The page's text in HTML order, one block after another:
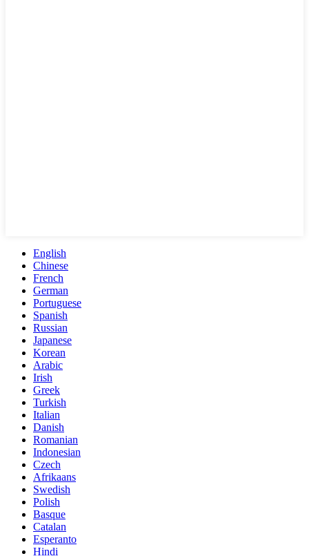
English
Chinese
French
German
Portuguese
Spanish
Russian
Japanese
Korean
Arabic
Irish
Greek
Turkish
Italian
Danish
Romanian
Indonesian
Czech
Afrikaans
Swedish
Polish
Basque
Catalan
Esperanto
Hindi